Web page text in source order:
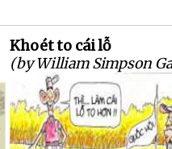
Khoét to cái lỗ
(by William Simpson